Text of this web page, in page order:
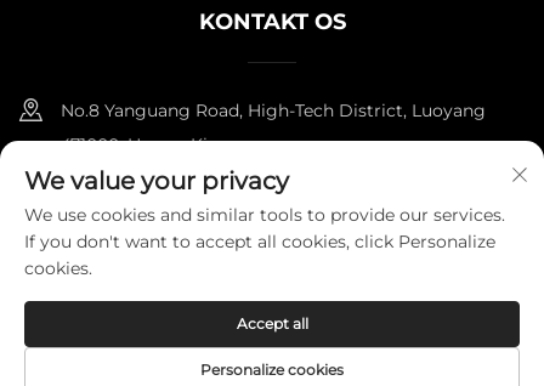
KONTAKT OS
No.8 Yanguang Road, High-Tech District, Luoyang
471000, Henan, Kina.
+86-18338800729
[email protected]
Copyright © 2025 af LUOYANG FURNITOPPER IMPORT AND
EXPORT TRADING CO., LTD. Privatlivspolitik
We value your privacy
We use cookies and similar tools to provide our services.
If you don't want to accept all cookies, click Personalize
cookies.
Personalize cookies
Accept all